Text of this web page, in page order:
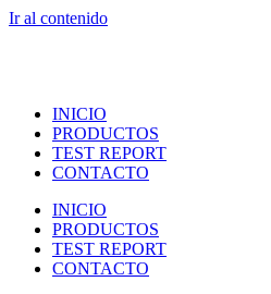
Ir al contenido
INICIO
PRODUCTOS
TEST REPORT
CONTACTO
INICIO
PRODUCTOS
TEST REPORT
CONTACTO